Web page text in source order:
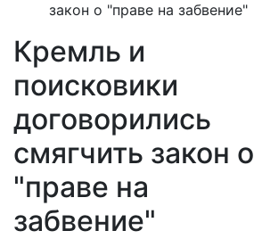
закон о "праве на забвение"
Кремль и
поисковики
договорились
смягчить закон о
"праве на
забвение"